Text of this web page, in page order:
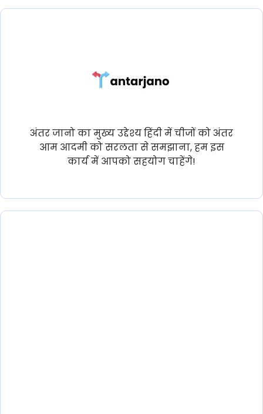
अंतर जानो का मुख्य उद्देश्य हिंदी में चीजों को अंतर
आम आदमी को सरलता से समझाना, हम इस
कार्य में आपको सहयोग चाहेंगे!